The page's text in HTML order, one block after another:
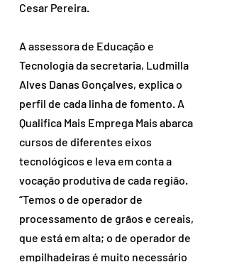
Cesar Pereira.
A assessora de Educação e
Tecnologia da secretaria, Ludmilla
Alves Danas Gonçalves, explica o
perfil de cada linha de fomento. A
Qualifica Mais Emprega Mais abarca
cursos de diferentes eixos
tecnológicos e leva em conta a
vocação produtiva de cada região.
“Temos o de operador de
processamento de grãos e cereais,
que está em alta; o de operador de
empilhadeiras é muito necessário